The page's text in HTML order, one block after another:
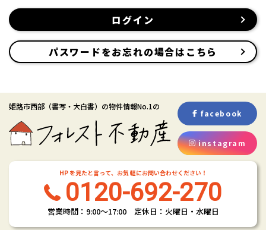
ログイン
パスワードをお忘れの場合はこちら
姫路市西部 （書写・大白書） の物件情報No.1の
facebook
instagram
HP を見たと言って、お気 軽にお問い合わせください！
0120-692-270
営業時間：9:00〜17:00 定休日：火曜日・水曜日